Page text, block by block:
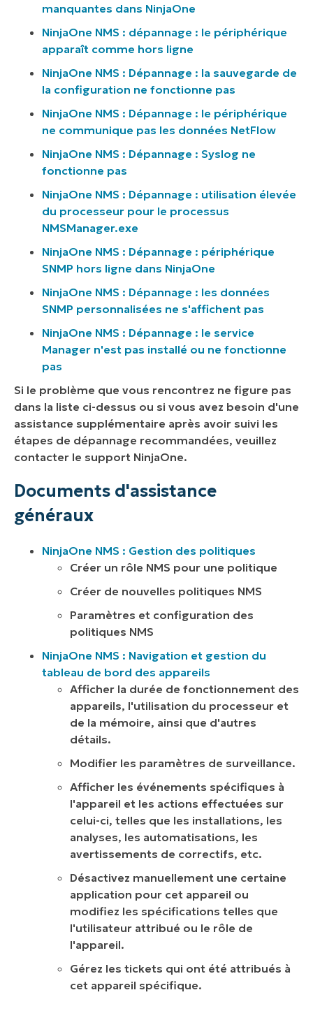
manquantes dans NinjaOne
NinjaOne NMS : dépannage : le périphérique
apparaît comme hors ligne
NinjaOne NMS : Dépannage : la sauvegarde de
la configuration ne fonctionne pas
NinjaOne NMS : Dépannage : le périphérique
ne communique pas les données NetFlow
NinjaOne NMS : Dépannage : Syslog ne
fonctionne pas
NinjaOne NMS : Dépannage : utilisation élevée
du processeur pour le processus
NMSManager.exe
NinjaOne NMS : Dépannage : périphérique
SNMP hors ligne dans NinjaOne
NinjaOne NMS : Dépannage : les données
SNMP personnalisées ne s'affichent pas
NinjaOne NMS : Dépannage : le service
Manager n'est pas installé ou ne fonctionne
pas
Si le problème que vous rencontrez ne figure pas
dans la liste ci-dessus ou si vous avez besoin d'une
assistance supplémentaire après avoir suivi les
étapes de dépannage recommandées, veuillez
contacter le support NinjaOne.
Documents d'assistance
généraux
NinjaOne NMS : Gestion des politiques
Créer un rôle NMS pour une politique
Créer de nouvelles politiques NMS
Paramètres et configuration des
politiques NMS
NinjaOne NMS : Navigation et gestion du
tableau de bord des appareils
Afficher la durée de fonctionnement des
appareils, l'utilisation du processeur et
de la mémoire, ainsi que d'autres
détails.
Modifier les paramètres de surveillance.
Afficher les événements spécifiques à
l'appareil et les actions effectuées sur
celui-ci, telles que les installations, les
analyses, les automatisations, les
avertissements de correctifs, etc.
Désactivez manuellement une certaine
application pour cet appareil ou
modifiez les spécifications telles que
l'utilisateur attribué ou le rôle de
l'appareil.
Gérez les tickets qui ont été attribués à
cet appareil spécifique.